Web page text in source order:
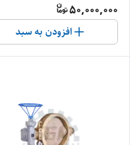
50,000,000
افزودن به سبد